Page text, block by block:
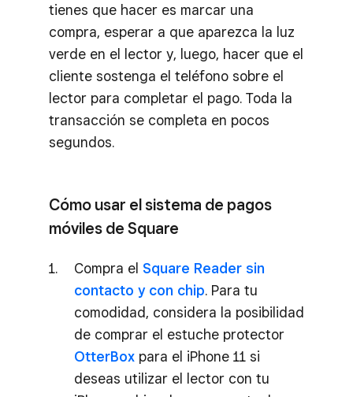
tienes que hacer es marcar una
compra, esperar a que aparezca la luz
verde en el lector y, luego, hacer que el
cliente sostenga el teléfono sobre el
lector para completar el pago. Toda la
transacción se completa en pocos
segundos.
Cómo usar el sistema de pagos
móviles de Square
Compra el Square Reader sin
contacto y con chip. Para tu
comodidad, considera la posibilidad
de comprar el estuche protector
OtterBoxpara el iPhone 11 si
deseas utilizar el lector con tu